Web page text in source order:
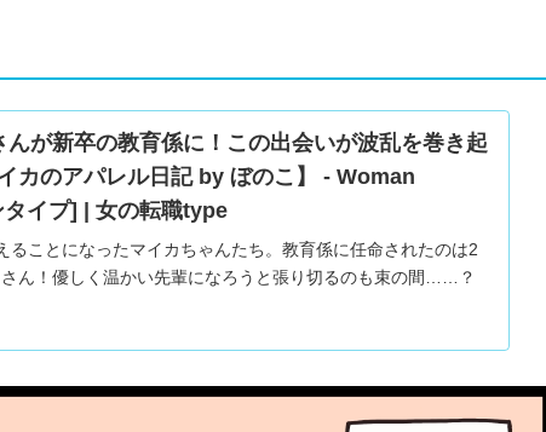
んが新卒の教育係に！この出会いが波乱を巻き起
カのアパレル日記 by ぼのこ】 - Woman
イプ] | 女の転職type
ることになったマイカちゃんたち。教育係に任命されたのは2
ん！優しく温かい先輩になろうと張り切るのも束の間……？